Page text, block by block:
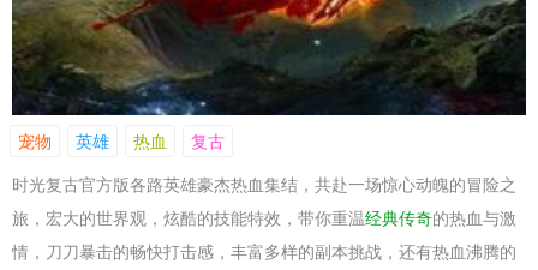
宠物 英雄 热血
复古
时光复古官方版各路英雄豪杰热血集结，共赴一场惊心动魄的冒险之
旅，宏大的世界观，炫酷的技能特效，带你重温经典传奇的热血与激
情，刀刀暴击的畅快打击感，丰富多样的副本挑战，还有热血沸腾的